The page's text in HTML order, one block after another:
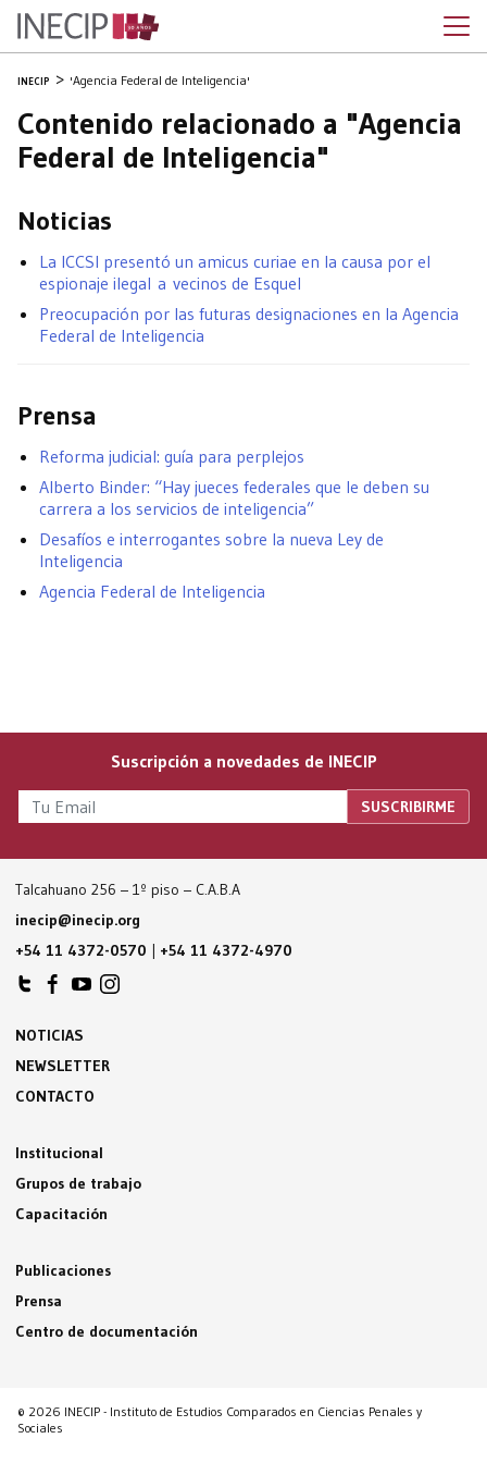
INECIP 'Agencia Federal de Inteligencia'
Contenido relacionado a "Agencia
Federal de Inteligencia"
Noticias
La ICCSI presentó un amicus curiae en la causa por el
espionaje ilegal a vecinos de Esquel
Preocupación por las futuras designaciones en la Agencia
Federal de Inteligencia
Prensa
Reforma judicial: guía para perplejos
Alberto Binder: “Hay jueces federales que le deben su
carrera a los servicios de inteligencia”
Desafíos e interrogantes sobre la nueva Ley de
Inteligencia
Agencia Federal de Inteligencia
Suscripción a novedades de INECIP
Talcahuano 256 – 1º piso – C.A.B.A
inecip@inecip.org
+54 11 4372-0570 | +54 11 4372-4970
NOTICIAS
NEWSLETTER
CONTACTO
Institucional
Grupos de trabajo
Capacitación
Publicaciones
Prensa
Centro de documentación
© 2026 INECIP - Instituto de Estudios Comparados en Ciencias Penales y
Sociales